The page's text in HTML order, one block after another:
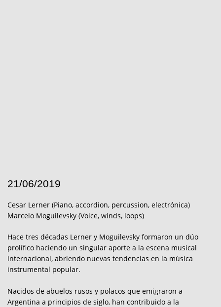
21/06/2019
Cesar Lerner (Piano, accordion, percussion, electrónica)
Marcelo Moguilevsky (Voice, winds, loops)
Hace tres décadas Lerner y Moguilevsky formaron un dúo
prolífico haciendo un singular aporte a la escena musical
internacional, abriendo nuevas tendencias en la música
instrumental popular.
Nacidos de abuelos rusos y polacos que emigraron a
Argentina a principios de siglo, han contribuido a la